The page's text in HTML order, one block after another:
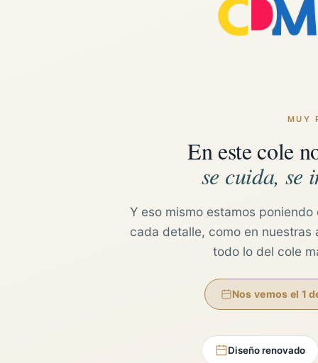
MUY
En este cole
se cuida, se
Y eso mismo estamos
cada detalle, como en nuestras
todo lo del cole
Nos vemos el 1
Diseño renovado